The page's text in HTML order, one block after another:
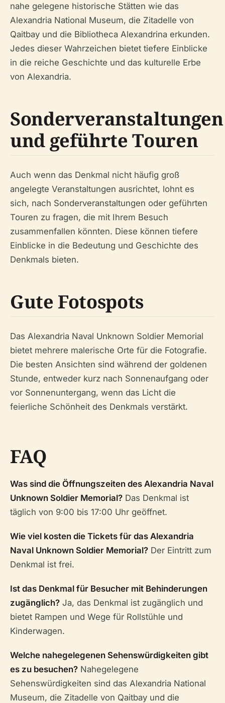
nahe gelegene historische Stätten wie das
Alexandria National Museum, die Zitadelle von
Qaitbay und die Bibliotheca Alexandrina erkunden.
Jedes dieser Wahrzeichen bietet tiefere Einblicke
in die reiche Geschichte und das kulturelle Erbe
von Alexandria.
Sonderveranstaltungen
und geführte Touren
Auch wenn das Denkmal nicht häufig groß
angelegte Veranstaltungen ausrichtet, lohnt es
sich, nach Sonderveranstaltungen oder geführten
Touren zu fragen, die mit Ihrem Besuch
zusammenfallen könnten. Diese können tiefere
Einblicke in die Bedeutung und Geschichte des
Denkmals bieten.
Gute Fotospots
Das Alexandria Naval Unknown Soldier Memorial
bietet mehrere malerische Orte für die Fotografie.
Die besten Ansichten sind während der goldenen
Stunde, entweder kurz nach Sonnenaufgang oder
vor Sonnenuntergang, wenn das Licht die
feierliche Schönheit des Denkmals verstärkt.
FAQ
Was sind die Öffnungszeiten des Alexandria Naval
Unknown Soldier Memorial? Das Denkmal ist
täglich von 9:00 bis 17:00 Uhr geöffnet.
Wie viel kosten die Tickets für das Alexandria
Naval Unknown Soldier Memorial? Der Eintritt zum
Denkmal ist frei.
Ist das Denkmal für Besucher mit Behinderungen
zugänglich? Ja, das Denkmal ist zugänglich und
bietet Rampen und Wege für Rollstühle und
Kinderwagen.
Welche nahegelegenen Sehenswürdigkeiten gibt
es zu besuchen? Nahegelegene
Sehenswürdigkeiten sind das Alexandria National
Museum, die Zitadelle von Qaitbay und die